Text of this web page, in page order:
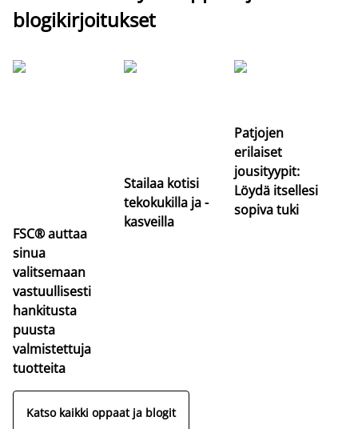
blogikirjoitukset
FSC® auttaa
sinua
valitsemaan
vastuullisesti
hankitusta
puusta
valmistettuja
tuotteita
Stailaa kotisi
tekokukilla ja -
kasveilla
Patjojen
erilaiset
jousityypit:
Löydä itsellesi
sopiva tuki
Katso kaikki oppaat ja blogit